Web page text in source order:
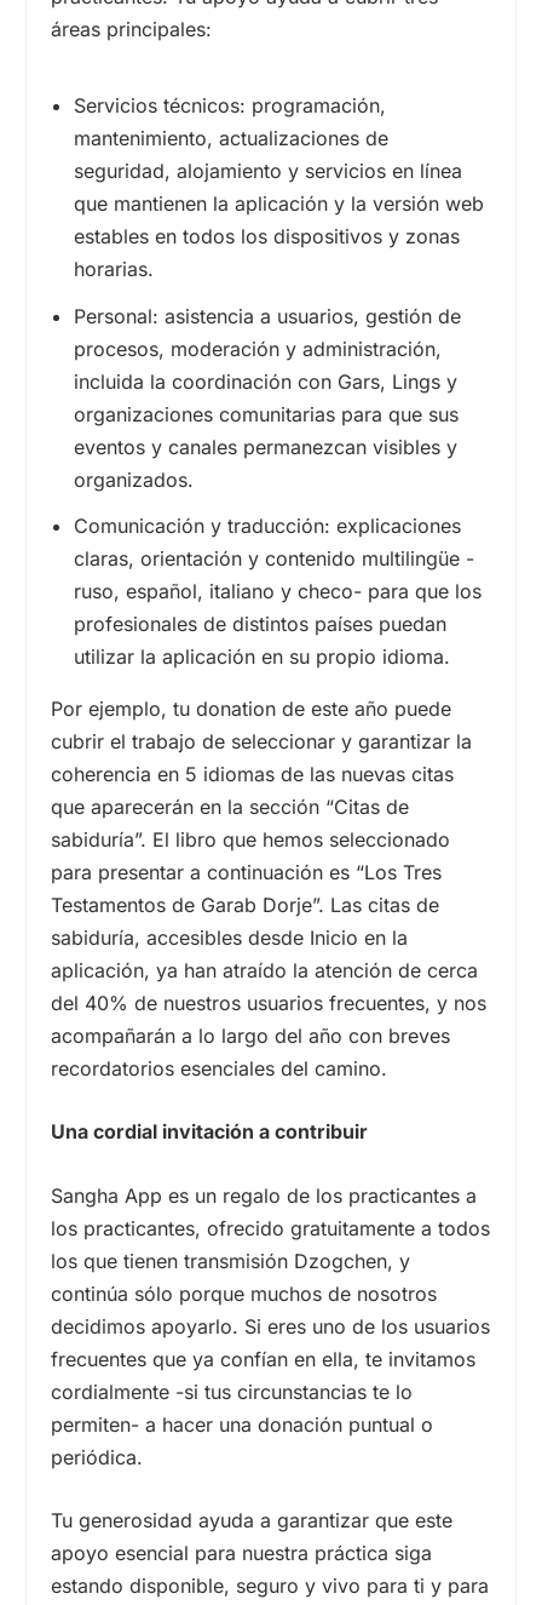
áreas principales:
Servicios técnicos: programación,
mantenimiento, actualizaciones de
seguridad, alojamiento y servicios en línea
que mantienen la aplicación y la versión web
estables en todos los dispositivos y zonas
horarias.
Personal: asistencia a usuarios, gestión de
procesos, moderación y administración,
incluida la coordinación con Gars, Lings y
organizaciones comunitarias para que sus
eventos y canales permanezcan visibles y
organizados.
Comunicación y traducción: explicaciones
claras, orientación y contenido multilingüe -
ruso, español, italiano y checo- para que los
profesionales de distintos países puedan
utilizar la aplicación en su propio idioma.
Por ejemplo, tu donation de este año puede
cubrir el trabajo de seleccionar y garantizar la
coherencia en 5 idiomas de las nuevas citas
que aparecerán en la sección “Citas de
sabiduría”. El libro que hemos seleccionado
para presentar a continuación es “Los Tres
Testamentos de Garab Dorje”. Las citas de
sabiduría, accesibles desde Inicio en la
aplicación, ya han atraído la atención de cerca
del 40% de nuestros usuarios frecuentes, y nos
acompañarán a lo largo del año con breves
recordatorios esenciales del camino.
Una cordial invitación a contribuir
Sangha App es un regalo de los practicantes a
los practicantes, ofrecido gratuitamente a todos
los que tienen transmisión Dzogchen, y
continúa sólo porque muchos de nosotros
decidimos apoyarlo. Si eres uno de los usuarios
frecuentes que ya confían en ella, te invitamos
cordialmente -si tus circunstancias te lo
permiten- a hacer una donación puntual o
periódica.
Tu generosidad ayuda a garantizar que este
apoyo esencial para nuestra práctica siga
estando disponible, seguro y vivo para ti y para